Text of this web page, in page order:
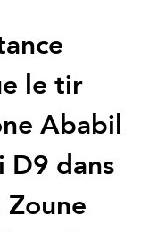
le tir
Ababil
D9 dans